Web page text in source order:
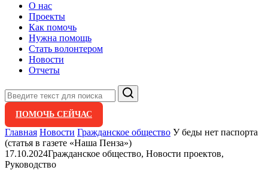
О нас
Проекты
Как помочь
Нужна помощь
Стать волонтером
Новости
Отчеты
Поиск
ПОМОЧЬ СЕЙЧАС
Главная Новости Гражданское общество У беды нет паспорта
(статья в газете «Наша Пенза»)
17.10.2024Гражданское общество, Новости проектов,
Руководство